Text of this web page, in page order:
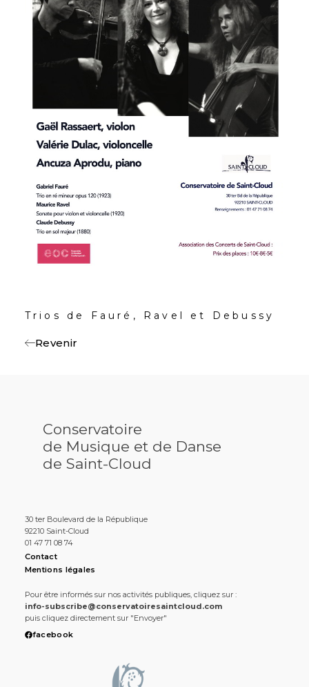
Trios de Fauré, Ravel et Debussy
Revenir
Conservatoire
de Musique et de Danse
de Saint-Cloud
30 ter Boulevard de la République
92210 Saint-Cloud
01 47 71 08 74
Contact
Mentions légales
Pour être informés sur nos activités publiques, cliquez sur :
info-subscribe@conservatoiresaintcloud.com
puis cliquez directement sur "Envoyer"
facebook